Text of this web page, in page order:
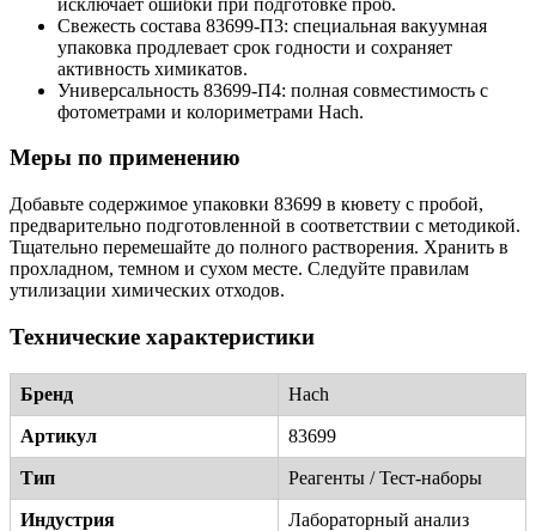
Свежесть состава 83699-П3: специальная вакуумная
упаковка продлевает срок годности и сохраняет
активность химикатов.
Универсальность 83699-П4: полная совместимость с
фотометрами и колориметрами Hach.
Меры по применению
Добавьте содержимое упаковки 83699 в кювету с пробой,
предварительно подготовленной в соответствии с методикой.
Тщательно перемешайте до полного растворения. Хранить в
прохладном, темном и сухом месте. Следуйте правилам
утилизации химических отходов.
Технические характеристики
Бренд Hach
Артикул 83699
Тип Реагенты / Тест-наборы
Индустрия Лабораторный анализ